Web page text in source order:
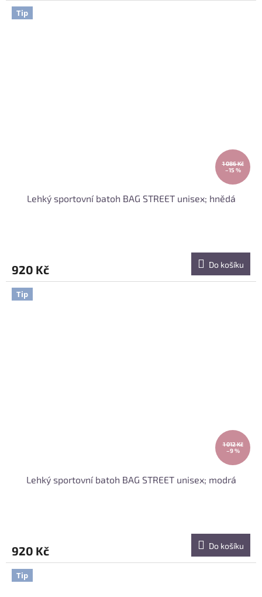
Tip
1 086 Kč
–15 %
Lehký sportovní batoh BAG STREET unisex; hnědá
920 Kč Do košíku
Tip
1 012 Kč
–9 %
Lehký sportovní batoh BAG STREET unisex; modrá
920 Kč Do košíku
Tip